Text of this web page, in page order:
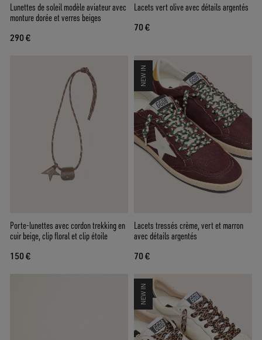
Lunettes de soleil modèle aviateur avec
monture dorée et verres beiges
290 €
Lacets vert olive avec détails argentés
70 €
Porte-lunettes avec cordon trekking en
cuir beige, clip floral et clip étoile
150 €
NEW IN
Lacets tressés crème, vert et marron
avec détails argentés
70 €
NEW IN